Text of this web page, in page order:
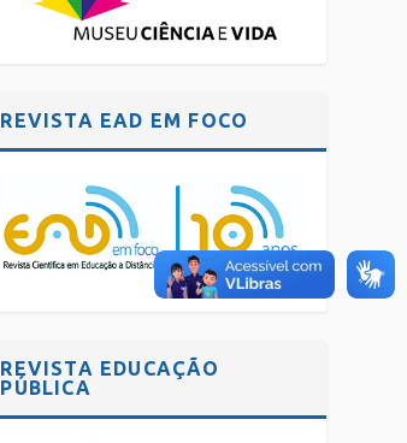
REVISTA EAD EM FOCO
REVISTA EDUCAÇÃO
PÚBLICA